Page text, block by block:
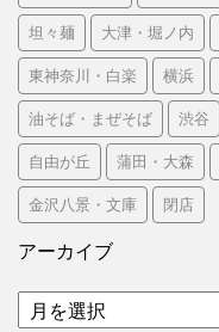
坦々麺 大津・堀ノ内
東神奈川・白楽 横浜
油そば・まぜそば 渋谷
自由が丘 蒲田・大森
金沢八景・文庫 閉店
アーカイブ
ア
ー